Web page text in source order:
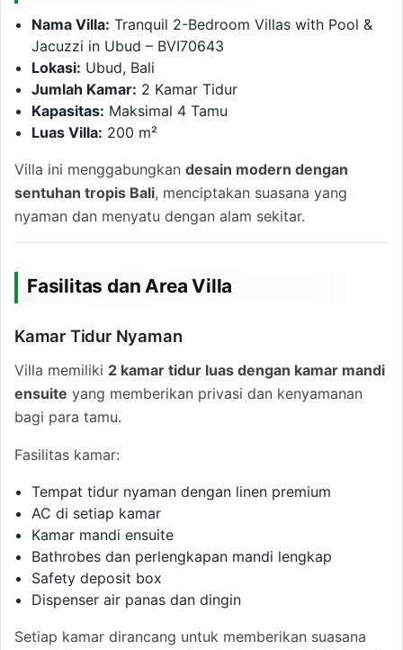
Nama Villa: Tranquil 2-Bedroom Villas with Pool &
Jacuzzi in Ubud – BVI70643
Lokasi: Ubud, Bali
Jumlah Kamar: 2 Kamar Tidur
Kapasitas: Maksimal 4 Tamu
Luas Villa: 200 m²
Villa ini menggabungkan desain modern dengan
sentuhan tropis Bali, menciptakan suasana yang
nyaman dan menyatu dengan alam sekitar.
Fasilitas dan Area Villa
Kamar Tidur Nyaman
Villa memiliki 2 kamar tidur luas dengan kamar mandi
ensuite yang memberikan privasi dan kenyamanan
bagi para tamu.
Fasilitas kamar:
Tempat tidur nyaman dengan linen premium
AC di setiap kamar
Kamar mandi ensuite
Bathrobes dan perlengkapan mandi lengkap
Safety deposit box
Dispenser air panas dan dingin
Setiap kamar dirancang untuk memberikan suasana